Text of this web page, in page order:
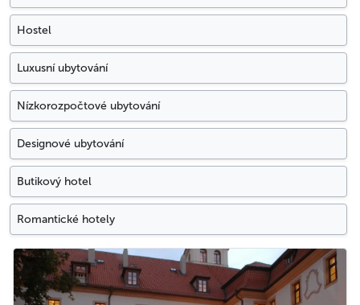
Hostel
Luxusní ubytování
Nízkorozpočtové ubytování
Designové ubytování
Butikový hotel
Romantické hotely